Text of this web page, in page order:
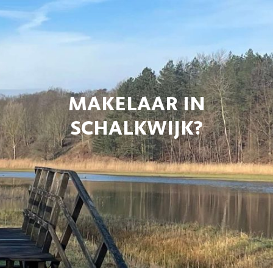
MAKELAAR IN
SCHALKWIJK?